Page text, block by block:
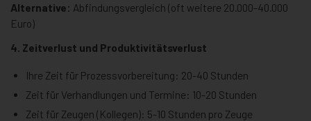
Alternative: Abfindungsvergleich (oft weitere 20.000-40.000
Euro)
4. Zeitverlust und Produktivitätsverlust
Ihre Zeit für Prozessvorbereitung: 20-40 Stunden
Zeit für Verhandlungen und Termine: 10-20 Stunden
Zeit für Zeugen (Kollegen): 5-10 Stunden pro Zeuge